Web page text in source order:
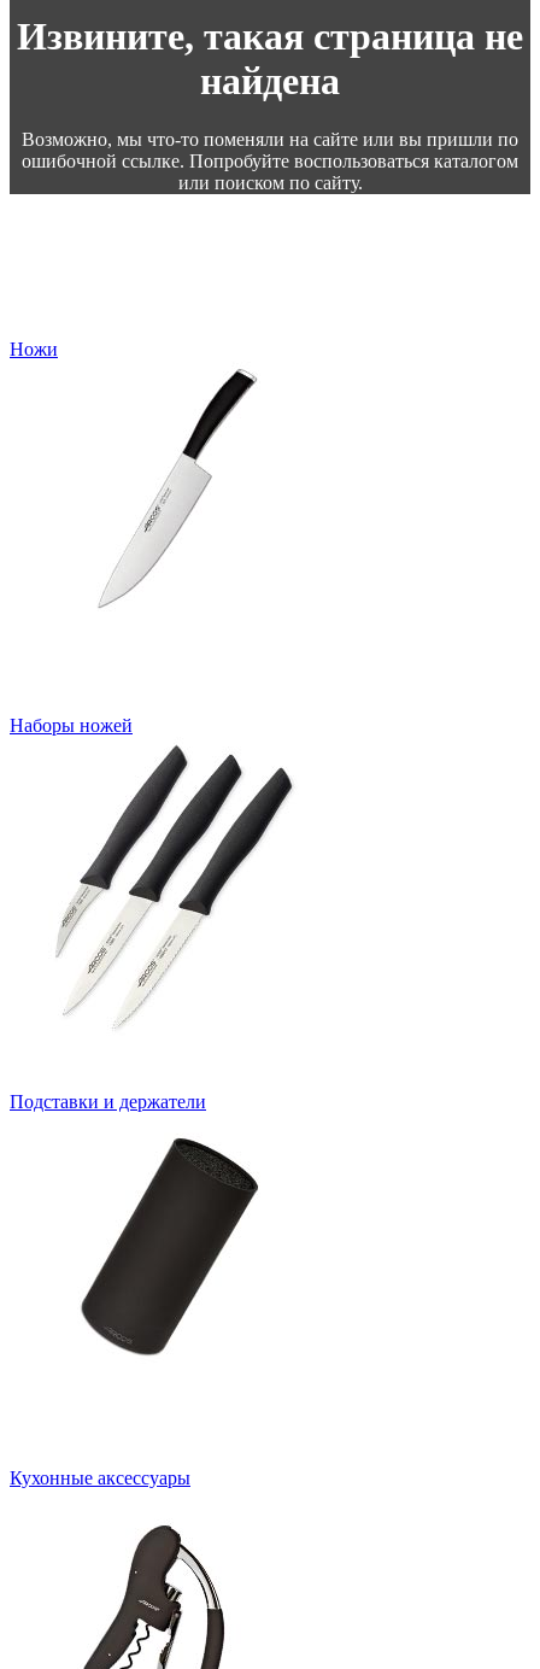
Извините, такая страница не
найдена
Возможно, мы что-то поменяли на сайте или вы пришли по
ошибочной ссылке. Попробуйте воспользоваться каталогом
или поиском по сайту.
Ножи
Наборы ножей
Подставки и держатели
Кухонные аксессуары